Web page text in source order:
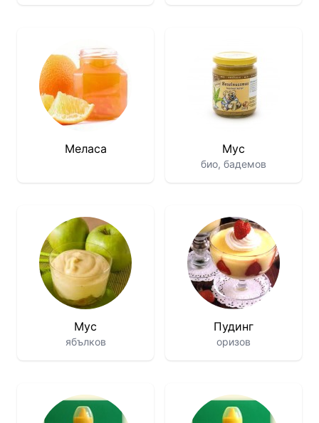
Меласа Мус
био, бадемов
Мус
ябълков
Пудинг
оризов